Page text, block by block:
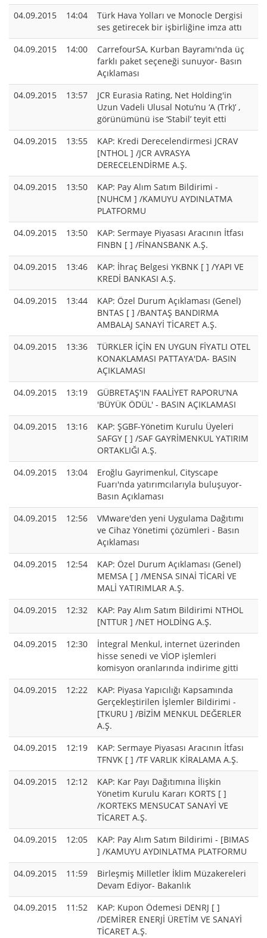
04.09.2015
14:04
Türk Hava Yolları ve Monocle Dergisi
ses getirecek bir işbirliğine imza attı
04.09.2015
14:00
CarrefourSA, Kurban Bayramı'nda üç
farklı paket seçeneği sunuyor- Basın
Açıklaması
04.09.2015
13:57
JCR Eurasia Rating, Net Holding'in
Uzun Vadeli Ulusal Notu’nu ‘A (Trk)’ ,
görünümünü ise ‘Stabil’ teyit etti
04.09.2015
13:55
KAP: Kredi Derecelendirmesi JCRAV
[NTHOL ] /JCR AVRASYA
DERECELENDİRME A.Ş.
04.09.2015
13:50
KAP: Pay Alım Satım Bildirimi -
[NUHCM ] /KAMUYU AYDINLATMA
PLATFORMU
04.09.2015
13:50
KAP: Sermaye Piyasası Aracının İtfası
FINBN [ ] /FİNANSBANK A.Ş.
04.09.2015
13:46
KAP: İhraç Belgesi YKBNK [ ] /YAPI VE
KREDİ BANKASI A.Ş.
04.09.2015
13:44
KAP: Özel Durum Açıklaması (Genel)
BNTAS [ ] /BANTAŞ BANDIRMA
AMBALAJ SANAYİ TİCARET A.Ş.
04.09.2015
13:36
TÜRKLER İÇİN EN UYGUN FİYATLI OTEL
KONAKLAMASI PATTAYA'DA- BASIN
AÇIKLAMASI
04.09.2015
13:19
GÜBRETAŞ'IN FAALİYET RAPORU'NA
'BÜYÜK ÖDÜL' - BASIN AÇIKLAMASI
04.09.2015
13:16
KAP: ŞGBF-Yönetim Kurulu Üyeleri
SAFGY [ ] /SAF GAYRİMENKUL YATIRIM
ORTAKLIĞI A.Ş.
04.09.2015
13:04
Eroğlu Gayrimenkul, Cityscape
Fuarı'nda yatırımcılarıyla buluşuyor-
Basın Açıklaması
04.09.2015
12:56
VMware'den yeni Uygulama Dağıtımı
ve Cihaz Yönetimi çözümleri - Basın
Açıklaması
04.09.2015
12:54
KAP: Özel Durum Açıklaması (Genel)
MEMSA [ ] /MENSA SINAİ TİCARİ VE
MALİ YATIRIMLAR A.Ş.
04.09.2015
12:32
KAP: Pay Alım Satım Bildirimi NTHOL
[NTTUR ] /NET HOLDİNG A.Ş.
04.09.2015
12:30
İntegral Menkul, internet üzerinden
hisse senedi ve VİOP işlemleri
komisyon oranlarında indirime gitti
04.09.2015
12:22
KAP: Piyasa Yapıcılığı Kapsamında
Gerçekleştirilen İşlemler Bildirimi -
[TKURU ] /BİZİM MENKUL DEĞERLER
A.Ş.
04.09.2015
12:19
KAP: Sermaye Piyasası Aracının İtfası
TFNVK [ ] /TF VARLIK KİRALAMA A.Ş.
04.09.2015
12:12
KAP: Kar Payı Dağıtımına İlişkin
Yönetim Kurulu Kararı KORTS [ ]
/KORTEKS MENSUCAT SANAYİ VE
TİCARET A.Ş.
04.09.2015
12:05
KAP: Pay Alım Satım Bildirimi - [BIMAS
] /KAMUYU AYDINLATMA PLATFORMU
04.09.2015
11:59
Birleşmiş Milletler İklim Müzakereleri
Devam Ediyor- Bakanlık
04.09.2015
11:52
KAP: Kupon Ödemesi DENRJ [ ]
/DEMİRER ENERJİ ÜRETİM VE SANAYİ
TİCARET A.Ş.